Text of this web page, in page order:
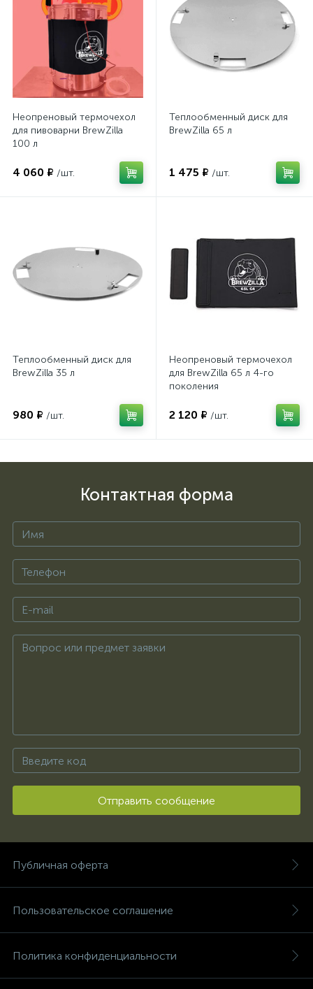
Неопреновый термочехол
для пивоварни BrewZilla
100 л
4 060 ₽ /шт.
Теплообменный диск для
BrewZilla 65 л
1 475 ₽ /шт.
Теплообменный диск для
BrewZilla 35 л
980 ₽ /шт.
Неопреновый термочехол
для BrewZilla 65 л 4-го
поколения
2 120 ₽ /шт.
Контактная форма
Отправить сообщение
Публичная оферта
Пользовательское соглашение
Политика конфиденциальности